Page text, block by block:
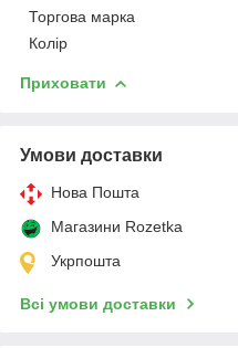
Торгова марка
Колір
Приховати
Умови доставки
Нова Пошта
Магазини Rozetka
Укрпошта
Всі умови доставки